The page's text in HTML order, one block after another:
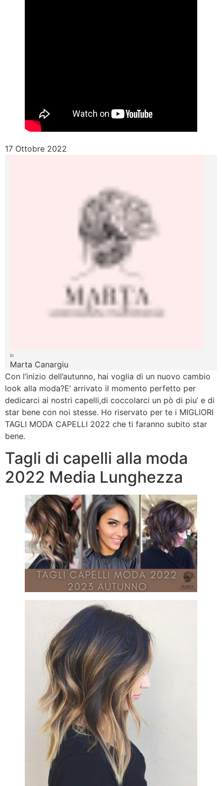
17 Ottobre 2022
Di
Marta Canargiu
Con l’inizio dell’autunno, hai voglia di un nuovo cambio
look alla moda?E’ arrivato il momento perfetto per
dedicarci ai nostri capelli,di coccolarci un pò di piu’ e di
star bene con noi stesse. Ho riservato per te i MIGLIORI
TAGLI MODA CAPELLI 2022 che ti faranno subito star
bene.
Tagli di capelli alla moda
2022 Media Lunghezza